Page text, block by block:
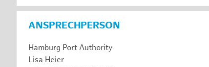
ANSPRECHPERSON
Hamburg Port Authority
Lisa Heier